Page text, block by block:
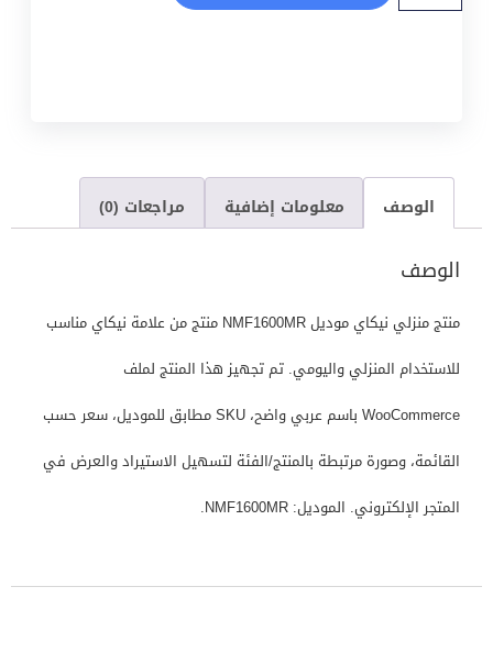
الوصف معلومات إضافية مراجعات (0)
الوصف
منتج منزلي نيكاي موديل NMF1600MR منتج من علامة نيكاي مناسب
للاستخدام المنزلي واليومي. تم تجهيز هذا المنتج لملف
WooCommerce باسم عربي واضح، SKU مطابق للموديل، سعر حسب
القائمة، وصورة مرتبطة بالمنتج/الفئة لتسهيل الاستيراد والعرض في
المتجر الإلكتروني. الموديل: NMF1600MR.